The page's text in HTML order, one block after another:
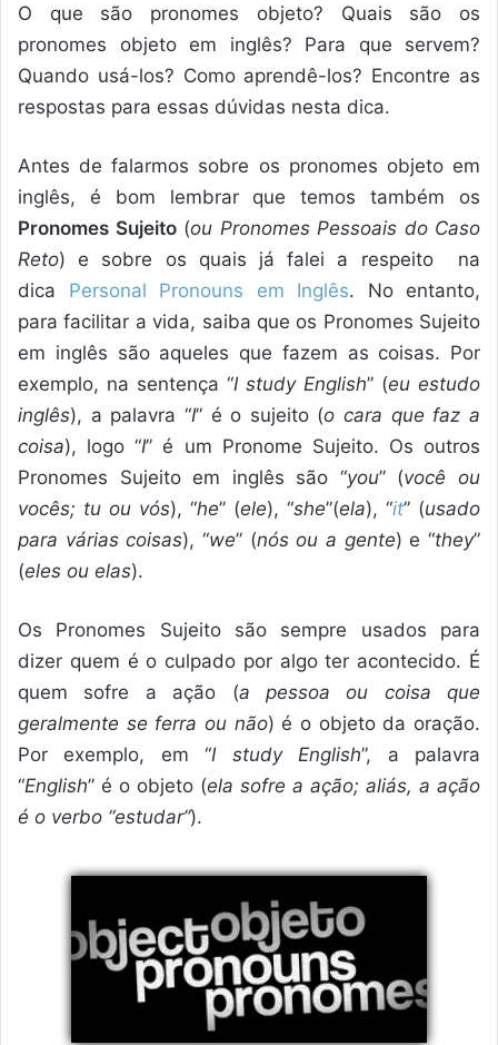
O que são pronomes objeto? Quais são os
pronomes objeto em inglês? Para que servem?
Quando usá-los? Como aprendê-los? Encontre as
respostas para essas dúvidas nesta dica.
Antes de falarmos sobre os pronomes objeto em
inglês, é bom lembrar que temos também os
Pronomes Sujeito(ou Pronomes Pessoais do Caso
Reto) e sobre os quais já falei a respeito na
dica Personal Pronouns em Inglês. No entanto,
para facilitar a vida, saiba que os Pronomes Sujeito
em inglês são aqueles que fazem as coisas. Por
exemplo, na sentença “I study English” (eu estudo
inglês), a palavra “I” é o sujeito (o cara que faz a
coisa), logo “I” é um Pronome Sujeito. Os outros
Pronomes Sujeito em inglês são “you” (você ou
vocês; tu ou vós), “he” (ele), “she”(ela), “it” (usado
para várias coisas), “we” (nós ou a gente) e “they”
(eles ou elas).
Os Pronomes Sujeito são sempre usados para
dizer quem é o culpado por algo ter acontecido. É
quem sofre a ação (a pessoa ou coisa que
geralmente se ferra ou não) é o objeto da oração.
Por exemplo, em “I study English”, a palavra
“English” é o objeto (ela sofre a ação; aliás, a ação
é o verbo “estudar”).